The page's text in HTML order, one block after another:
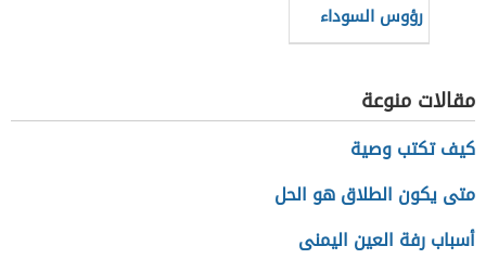
رؤوس السوداء
مقالات منوعة
كيف تكتب وصية
متى يكون الطلاق هو الحل
أسباب رفة العين اليمنى